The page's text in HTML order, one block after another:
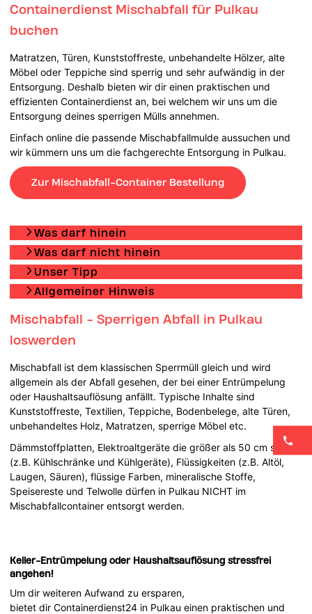
Containerdienst Mischabfall für Pulkau
buchen
Matratzen, Türen, Kunststoffreste, unbehandelte Hölzer, alte
Möbel oder Teppiche sind sperrig und sehr aufwändig in der
Entsorgung. Deshalb bieten wir dir einen praktischen und
effizienten Containerdienst an, bei welchem wir uns um die
Entsorgung deines sperrigen Mülls annehmen.
Einfach online die passende Mischabfallmulde aussuchen und
wir kümmern uns um die fachgerechte Entsorgung in Pulkau.
Zur Mischabfall-Container Bestellung
Was darf hinein
Was darf nicht hinein
Unser Tipp
Allgemeiner Hinweis
Mischabfall - Sperrigen Abfall in Pulkau
loswerden
Mischabfall ist dem klassischen Sperrmüll gleich und wird
allgemein als der Abfall gesehen, der bei einer Entrümpelung
oder Haushaltsauflösung anfällt. Typische Inhalte sind
Kunststoffreste, Textilien, Teppiche, Bodenbelege, alte Türen,
unbehandeltes Holz, Matratzen, sperrige Möbel etc.
Dämmstoffplatten, Elektroaltgeräte die größer als 50 cm sind
(z.B. Kühlschränke und Kühlgeräte), Flüssigkeiten (z.B. Altöl,
Laugen, Säuren), flüssige Farben, mineralische Stoffe,
Speisereste und Telwolle dürfen in Pulkau NICHT im
Mischabfallcontainer entsorgt werden.
Keller-Entrümpelung oder Haushaltsauflösung stressfrei
angehen!
Um dir weiteren Aufwand zu ersparen,
bietet dir Containerdienst24 in Pulkau einen praktischen und